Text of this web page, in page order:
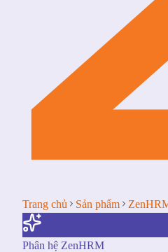
Trang chủ Sản phẩm
Phân hệ ZenHRM